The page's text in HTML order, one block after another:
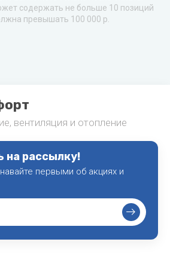
содержать не больше 10 позиций
превышать 100 000 р.
вентиляция и отопление
на рассылку!
первыми об акциях и